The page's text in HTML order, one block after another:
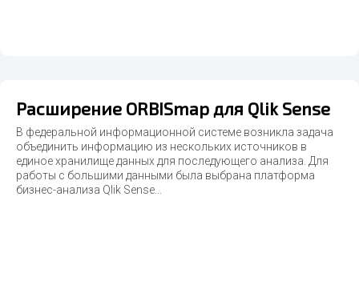
Расширение ORBISmap для Qlik Sense
В федеральной информационной системе возникла задача
объединить информацию из нескольких источников в
единое хранилище данных для последующего анализа. Для
работы с большими данными была выбрана платформа
бизнес-анализа Qlik Sense...